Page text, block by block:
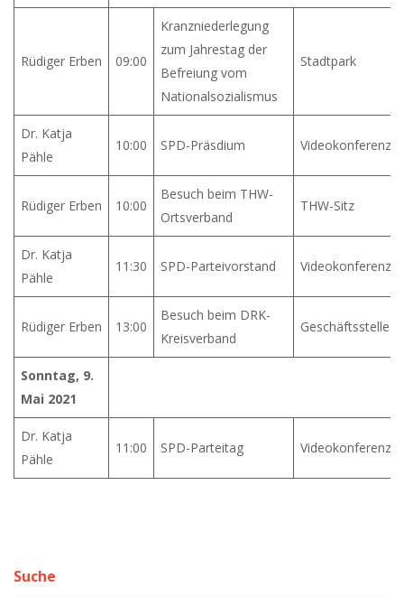
Rüdiger Erben 09:00
Kranzniederlegung
zum Jahrestag der
Befreiung vom
Nationalsozialismus
Stadtpark
Dr. Katja
Pähle
10:00 SPD-Präsdium Videokonferenz
Rüdiger Erben 10:00
Besuch beim THW-
Ortsverband
THW-Sitz
Dr. Katja
Pähle
11:30 SPD-Parteivorstand Videokonferenz
Rüdiger Erben 13:00
Besuch beim DRK-
Kreisverband
Geschäftsstelle
Sonntag, 9.
Mai 2021
Dr. Katja
Pähle
11:00 SPD-Parteitag Videokonferenz
Suche